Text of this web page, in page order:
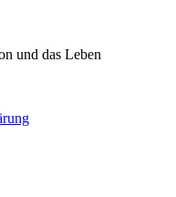
und das Leben